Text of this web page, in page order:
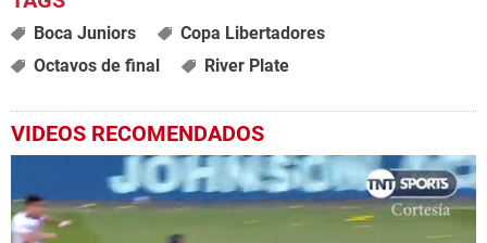
Boca Juniors
Copa Libertadores
Octavos de final
River Plate
VIDEOS RECOMENDADOS